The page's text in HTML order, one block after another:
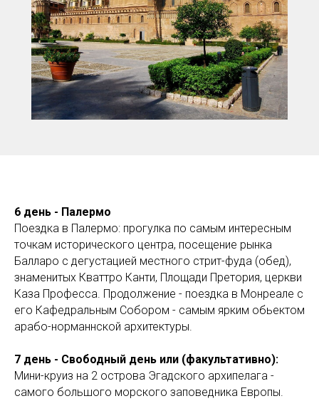
6 день - Палермо
Поездка в Палермо: прогулка по самым интересным
точкам исторического центра, посещение рынка
Балларо с дегустацией местного стрит-фуда (обед),
знаменитых Кваттро Канти, Площади Претория, церкви
Каза Професса. Продолжение - поездка в Монреале с
его Кафедральным Собором - самым ярким обьектом
арабо-норманнской архитектуры.
7 день - Свободный день или (факультативно):
Мини-круиз на 2 острова Эгадского архипелага -
самого большого морского заповедника Европы.